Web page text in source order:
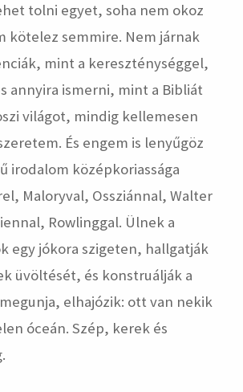
tolni egyet, soha nem okoz
kötelez semmire. Nem járnak
mint a kereszténységgel,
annyira ismerni, mint a Bibliát
világot, mindig kellemesen
És engem is lenyűgöz
irodalom középkoriassága
Maloryval, Ossziánnal, Walter
Rowlinggal. Ülnek a
egy jókora szigeten, hallgatják
üvöltését, és konstruálják a
elhajózik: ott van nekik
óceán. Szép, kerek és